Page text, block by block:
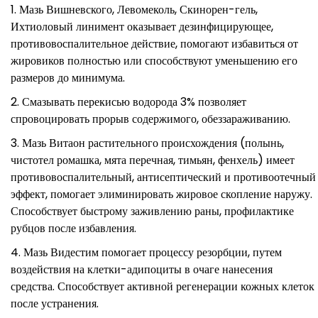
Мазь Вишневского, Левомеколь, Скинорен-гель,
Ихтиоловый линимент оказывает дезинфицирующее,
противовоспалительное действие, помогают избавиться от
жировиков полностью или способствуют уменьшению его
размеров до минимума.
Смазывать перекисью водорода 3% позволяет
спровоцировать прорыв содержимого, обеззараживанию.
Мазь Витаон растительного происхождения (полынь,
чистотел ромашка, мята перечная, тимьян, фенхель) имеет
противовоспалительный, антисептический и противоотечный
эффект, помогает элиминировать жировое скопление наружу.
Способствует быстрому заживлению раны, профилактике
рубцов после избавления.
Мазь Видестим помогает процессу резорбции, путем
воздействия на клетки-адипоциты в очаге нанесения
средства. Способствует активной регенерации кожных клеток
после устранения.